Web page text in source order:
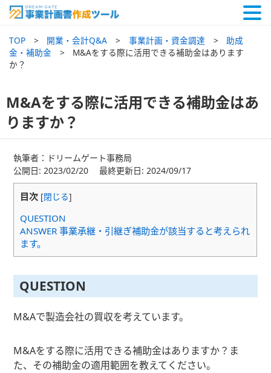
TOP 開業・会計Q&A 事業計画・資金調達
助成
金・補助金
M&Aをする際に活用できる補助金はあります
か？
M&Aをする際に活用できる補助金はあ
りますか？
執筆者：ドリームゲート事務局
公開日: 2023/02/20 最終更新日: 2024/09/17
目次 [閉じる]
QUESTION
ANSWER 事業承継・引継ぎ補助金が該当すると考えられ
ます。
QUESTION
M&Aで製造会社の買収を考えています。
M&Aをする際に活用できる補助金はありますか？ま
た、その補助金の適用範囲を教えてください。